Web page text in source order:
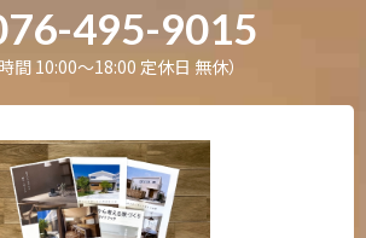
495-9015
間 10:00〜18:00 定休日 無休）